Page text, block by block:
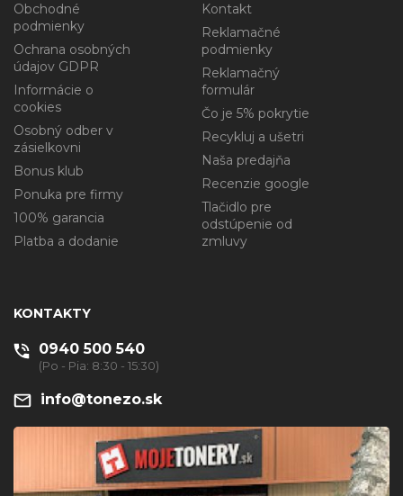
Obchodné
podmienky
Ochrana osobných
údajov GDPR
Informácie o
cookies
Osobný odber v
zásielkovni
Bonus klub
Ponuka pre firmy
100% garancia
Platba a dodanie
Kontakt
Reklamačné
podmienky
Reklamačný
formulár
Čo je 5% pokrytie
Recykluj a ušetri
Naša predajňa
Recenzie google
Tlačidlo pre
odstúpenie od
zmluvy
KONTAKTY
0940 500 540
(Po - Pia: 8:30 - 15:30)
info@tonezo.sk